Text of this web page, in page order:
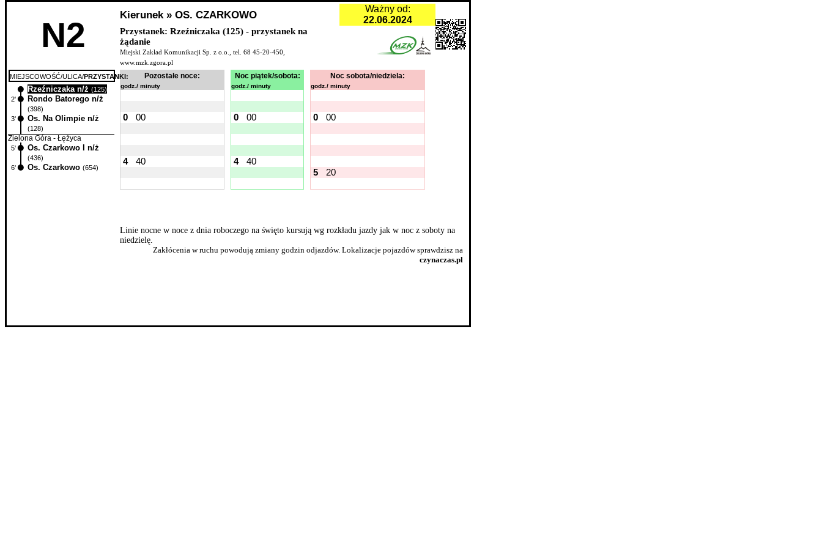
N2
Kierunek » OS. CZARKOWO
Ważny od:
22.06.2024
Przystanek: Rzeźniczaka (125) - przystanek na
żądanie
Miejski Zakład Komunikacji Sp. z o.o., tel. 68 45-20-450,
www.mzk.zgora.pl
MIEJSCOWOŚĆ/ULICA/PRZYSTANKI:
Rzeźniczaka n/ż (125)
2'
Rondo Batorego n/ż
(398)
3'
Os. Na Olimpie n/ż
(128)
Zielona Góra - Łężyca
5' Os. Czarkowo I n/ż
(436)
6'
Os. Czarkowo (654)
Pozostałe noce: Noc piątek/sobota: Noc sobota/niedziela:
godz./ minuty godz./ minuty godz./ minuty
0 00 0 00 0 00
4 40 4
40
5
20
Linie nocne w noce z dnia roboczego na święto kursują wg rozkładu jazdy jak w noc z soboty na
niedzielę.
Zakłócenia w ruchu powodują zmiany godzin odjazdów. Lokalizacje pojazdów sprawdzisz na
czynaczas.pl